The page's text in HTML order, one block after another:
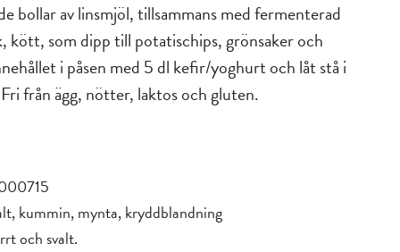
bollar av linsmjöl, tillsammans med fermenterad
kött, som dipp till potatischips, grönsaker och
i påsen med 5 dl kefir/yoghurt och låt stå i
från ägg, nötter, laktos och gluten.
kummin, mynta, kryddblandning
och svalt.